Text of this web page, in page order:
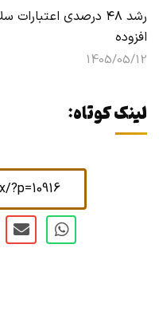
رشد ۴۸ درصدی
افزوده
1405/05/12
لینک کوتاه: